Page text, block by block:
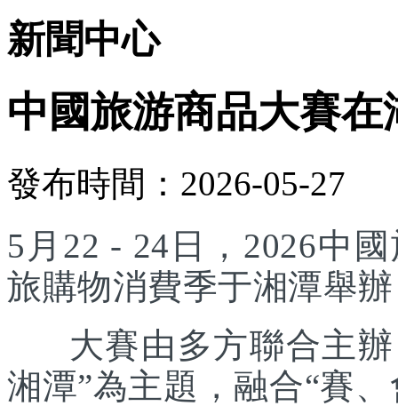
新聞中心
中國旅游商品大賽
發布時間：2026-05-27
5月22 - 24日，2026中
旅購物消費季于湘潭舉
大賽由多方聯合主辦
湘潭”為主題，融合“賽